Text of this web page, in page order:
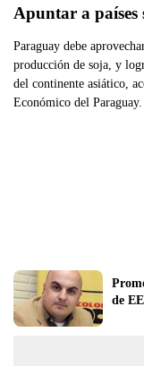
Apuntar a países
Paraguay debe
producción de soja, y
del continente asiático,
Económico del Paraguay.
de